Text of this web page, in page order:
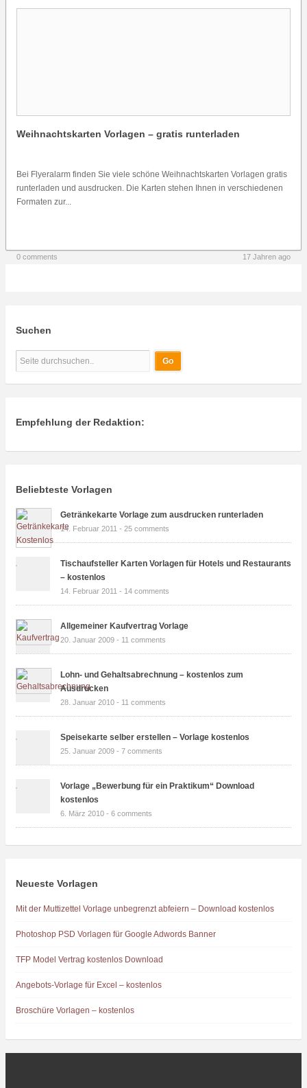
Weihnachtskarten Vorlagen – gratis runterladen
Bei Flyeralarm finden Sie viele schöne Weihnachtskarten Vorlagen gratis
runterladen und ausdrucken. Die Karten stehen Ihnen in verschiedenen
Formaten zur...
0 comments 17 Jahren ago
Suchen
Empfehlung der Redaktion:
Beliebteste Vorlagen
Getränkekarte Vorlage zum ausdrucken runterladen
14. Februar 2011 - 25 comments
Tischaufsteller Karten Vorlagen für Hotels und Restaurants
– kostenlos
14. Februar 2011 - 14 comments
Allgemeiner Kaufvertrag Vorlage
20. Januar 2009 - 11 comments
Lohn- und Gehaltsabrechnung – kostenlos zum
Ausdrucken
28. Januar 2010 - 11 comments
Speisekarte selber erstellen – Vorlage kostenlos
25. Januar 2009 - 7 comments
Vorlage „Bewerbung für ein Praktikum“ Download
kostenlos
6. März 2010 - 6 comments
Neueste Vorlagen
Mit der Muttizettel Vorlage unbegrenzt abfeiern – Download kostenlos
Photoshop PSD Vorlagen für Google Adwords Banner
TFP Model Vertrag kostenlos Download
Angebots-Vorlage für Excel – kostenlos
Broschüre Vorlagen – kostenlos